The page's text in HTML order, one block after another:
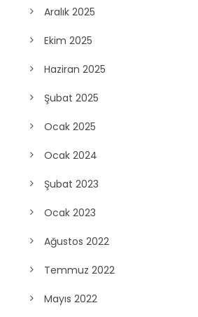
Aralık 2025
Ekim 2025
Haziran 2025
Şubat 2025
Ocak 2025
Ocak 2024
Şubat 2023
Ocak 2023
Ağustos 2022
Temmuz 2022
Mayıs 2022